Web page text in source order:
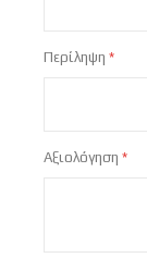
Περίληψη
Αξιολόγηση